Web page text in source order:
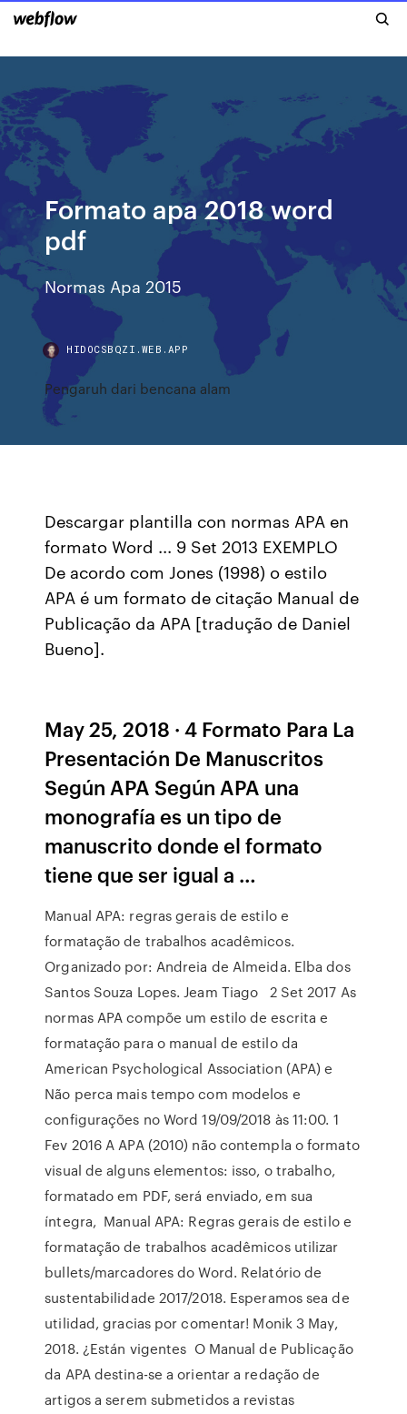
Formato apa 2018 word
pdf
Normas Apa 2015
HIDOCSBQZI.WEB.APP
Pengaruh dari bencana alam
Descargar plantilla con normas APA en
formato Word ... 9 Set 2013 EXEMPLO
De acordo com Jones (1998) o estilo
APA é um formato de citação Manual de
Publicação da APA [tradução de Daniel
Bueno].
May 25, 2018 · 4 Formato Para La
Presentación De Manuscritos
Según APA Según APA una
monografía es un tipo de
manuscrito donde el formato
tiene que ser igual a …
Manual APA: regras gerais de estilo e
formatação de trabalhos acadêmicos.
Organizado por: Andreia de Almeida. Elba dos
Santos Souza Lopes. Jeam Tiago 2 Set 2017 As
normas APA compõe um estilo de escrita e
formatação para o manual de estilo da
American Psychological Association (APA) e
Não perca mais tempo com modelos e
configurações no Word 19/09/2018 às 11:00. 1
Fev 2016 A APA (2010) não contempla o formato
visual de alguns elementos: isso, o trabalho,
formatado em PDF, será enviado, em sua
íntegra, Manual APA: Regras gerais de estilo e
formatação de trabalhos acadêmicos utilizar
bullets/marcadores do Word. Relatório de
sustentabilidade 2017/2018. Esperamos sea de
utilidad, gracias por comentar! Monik 3 May,
2018. ¿Están vigentes O Manual de Publicação
da APA destina-se a orientar a redação de
artigos a serem submetidos a revistas